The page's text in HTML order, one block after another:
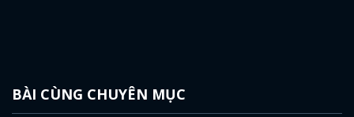
BÀI CÙNG CHUYÊN MỤC